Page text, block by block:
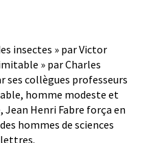
insectes » par Victor
» par Charles
ses collègues professeurs
homme modeste et
Henri Fabre força en
hommes de sciences